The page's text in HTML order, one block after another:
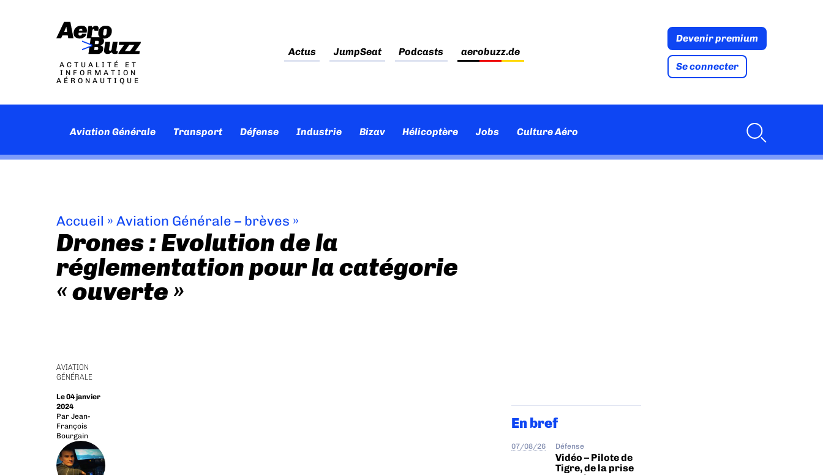
ACTUALITÉ ET
INFORMATION
AÉRONAUTIQUE
Actus JumpSeat Podcasts aerobuzz.de
Devenir premium
Se connecter
Aviation Générale Transport Défense Industrie Bizav Hélicoptère Jobs Culture Aéro
Accueil » Aviation Générale – brèves »
Drones : Evolution de la
réglementation pour la catégorie
« ouverte »
AVIATION
GÉNÉRALE
Le 04 janvier
2024
Par Jean-
François
Bourgain
En bref
07/08/26 Défense
Vidéo – Pilote de
Tigre, de la prise